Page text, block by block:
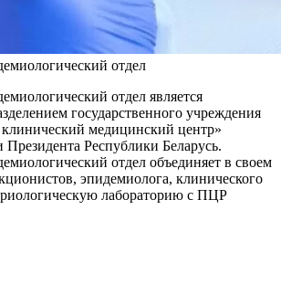
отдел
отдел является
государственного учреждения
медицинский центр»
Республики Беларусь.
отдел объединяет в своем
эпидемиолога, клинического
лабораторию с ПЦР